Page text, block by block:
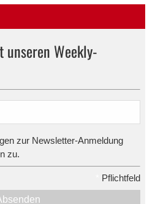
unseren Weekly-
zur Newsletter-Anmeldung
zu.
Pflichtfeld